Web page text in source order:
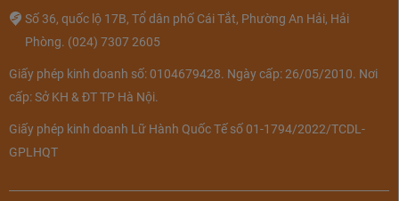
Số 36, quốc lộ 17B, Tổ dân phố Cái Tắt, Phường An Hải, Hải
Phòng. (024) 7307 2605
Giấy phép kinh doanh số: 0104679428. Ngày cấp: 26/05/2010. Nơi
cấp: Sở KH & ĐT TP Hà Nội.
Giấy phép kinh doanh Lữ Hành Quốc Tế số 01-1794/2022/TCDL-
GPLHQT